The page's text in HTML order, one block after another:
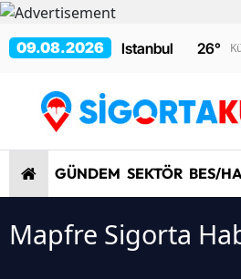
09.08.2026 26°
GÜNDEM SEKTÖR BES/
Mapfre Sigorta